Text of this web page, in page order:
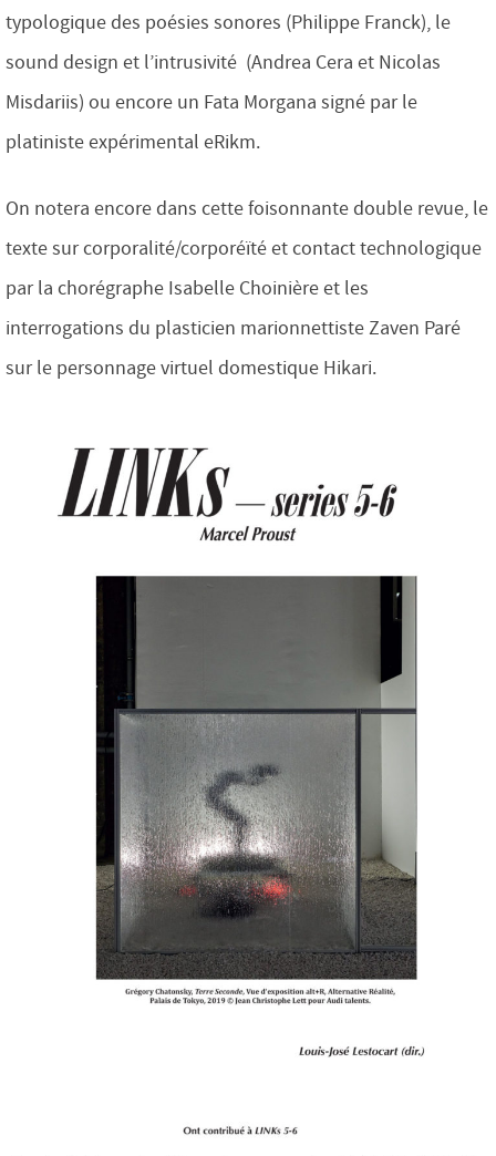
typologique des poésies sonores (Philippe Franck), le
sound design et l’intrusivité (Andrea Cera et Nicolas
Misdariis) ou encore un Fata Morgana signé par le
platiniste expérimental eRikm.
On notera encore dans cette foisonnante double revue, le
texte sur corporalité/corporéïté et contact technologique
par la chorégraphe Isabelle Choinière et les
interrogations du plasticien marionnettiste Zaven Paré
sur le personnage virtuel domestique Hikari.